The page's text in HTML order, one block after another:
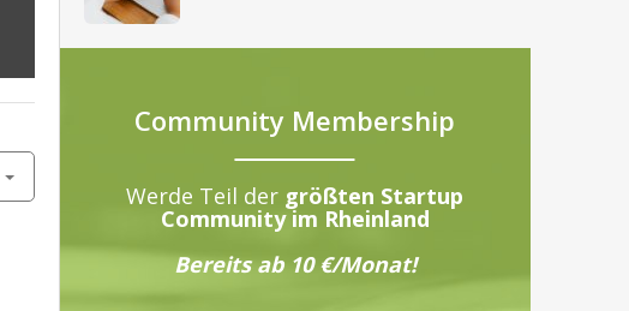
Community Membership
Werde Teil der größten Startup
Community im Rheinland
Bereits ab 10 €/Monat!